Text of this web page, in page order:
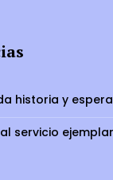
historia y
servicio ejemplar